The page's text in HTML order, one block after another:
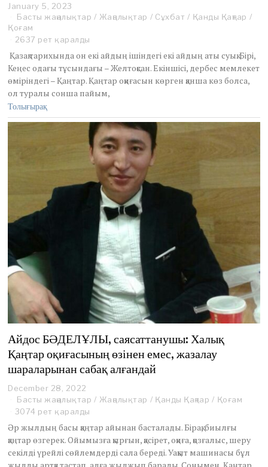
January 5, 2023
a
u
r
y
1
4
0
Басты жаңалықтар / Жаңалықтар / Сұхбат / Қанды Қаңтар /
Қоғам
2637 рет қаралды
Қазақ тарихында он екі айдың ішіндегі екі айдың аты суық. Бірі,
Кеңес одағы тұсындағы – Желтоқсан. Екіншісі, дербес мемлекет
өміріндегі – Қаңтар. Қаңтар оқиғасын көрген қанша көз болса,
ол туралы сонша пайым,
Толығырақ
Айдос БӘДЕЛҰЛЫ, саясаттанушы: Халық
Қаңтар оқиғасының өзінен емес, жазалау
шараларынан сабақ алғандай
December 28, 2022
a
n
a
r
y
1
Басты жаңалықтар / Жаңалықтар / Қанды Қаңтар / Қоғам
3074 рет қаралды
Әр жылдың басы қаңтар айынан басталады. Бірақ, биылғы
қаңтар өзгерек. Ойымызға қырғын, қасірет, оқиға, қозғалыс, шеру
секілді үрейлі сөйлемдерді сала береді. Уақыт машинасы бұл
жылды артқа тастап, алға жылжып барады. Сонымен, Қаңтар